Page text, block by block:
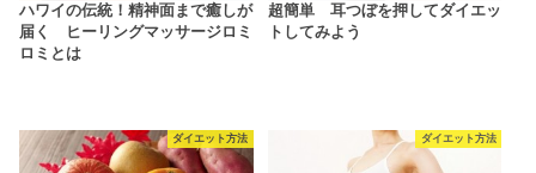
ハワイの伝統！精神面まで癒しが
届く ヒーリングマッサージロミ
ロミとは
超簡単 耳つぼを押してダイエッ
トしてみよう
ダイエット方法 ダイエット方法